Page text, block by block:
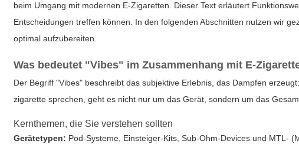
beim Umgang mit modernen E-Zigaretten. Dieser Text erläutert
Entscheidungen treffen können. In den folgenden Abschnitten nutzen wir
optimal aufzubereiten.
Was bedeutet "Vibes" im Zusammenhang mit E-
Der Begriff "Vibes" beschreibt das subjektive Erlebnis, das Dampfen
zigarette sprechen, geht es nicht nur um das Gerät, sondern um das
Kernthemen, die Sie verstehen sollten
Gerätetypen: Pod-Systeme, Einsteiger-Kits, Sub-Ohm-Devices und MTL-